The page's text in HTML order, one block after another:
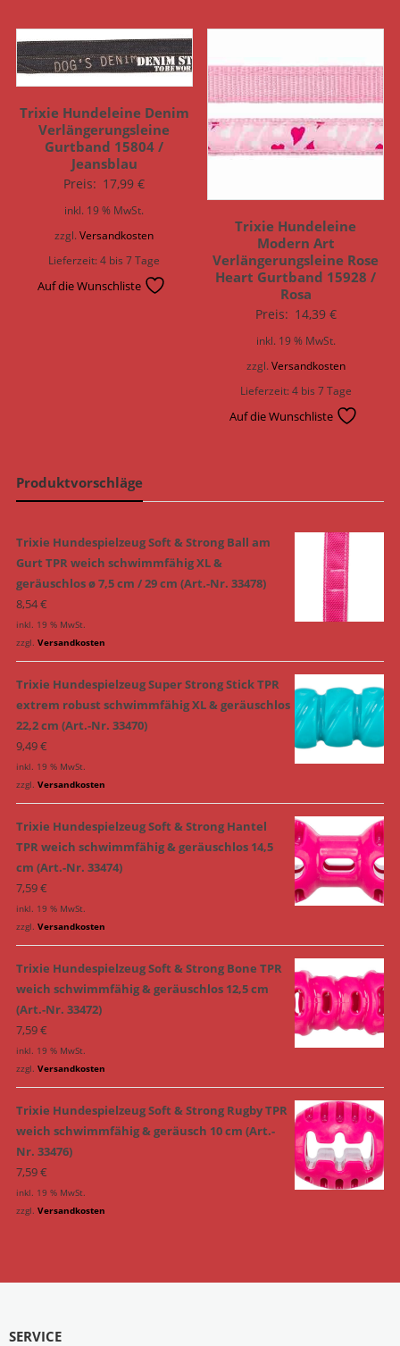
Trixie Hundeleine Denim
Verlängerungsleine
Gurtband 15804 /
Jeansblau
Preis: 17,99€
inkl. 19 % MwSt.
zzgl.Versandkosten
Lieferzeit:4 bis 7 Tage
Auf die Wunschliste
Trixie Hundeleine
Modern Art
Verlängerungsleine Rose
Heart Gurtband 15928 /
Rosa
Preis: 14,39 €
inkl. 19 % MwSt.
zzgl.Versandkosten
Lieferzeit:4 bis 7 Tage
Auf die Wunschliste
Produktvorschläge
Trixie Hundespielzeug Soft & Strong Ball am
Gurt TPR weich schwimmfähig XL &
geräuschlos ø 7,5 cm / 29 cm (Art.-Nr. 33478)
8,54€
inkl. 19 % MwSt.
zzgl. Versandkosten
Trixie Hundespielzeug Super Strong Stick TPR
extrem robust schwimmfähig XL & geräuschlos
22,2 cm (Art.-Nr. 33470)
9,49€
inkl. 19 % MwSt.
zzgl. Versandkosten
Trixie Hundespielzeug Soft & Strong Hantel
TPR weich schwimmfähig & geräuschlos 14,5
cm (Art.-Nr. 33474)
7,59€
inkl. 19 % MwSt.
zzgl. Versandkosten
Trixie Hundespielzeug Soft & Strong Bone TPR
weich schwimmfähig & geräuschlos 12,5 cm
(Art.-Nr. 33472)
7,59€
inkl. 19 % MwSt.
zzgl. Versandkosten
Trixie Hundespielzeug Soft & Strong Rugby TPR
weich schwimmfähig & geräusch 10 cm (Art.-
Nr. 33476)
7,59€
inkl. 19 % MwSt.
zzgl. Versandkosten
SERVICE